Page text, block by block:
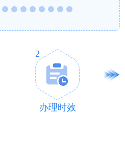
2
办理时效